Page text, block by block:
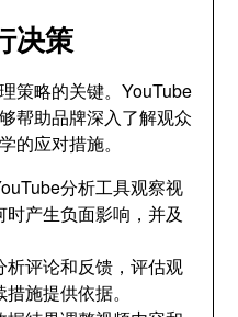
决策
策略的关键。YouTube
帮助品牌深入了解观众
的应对措施。
分析工具观察视
产生负面影响，并及
析评论和反馈，评估观
施提供依据。